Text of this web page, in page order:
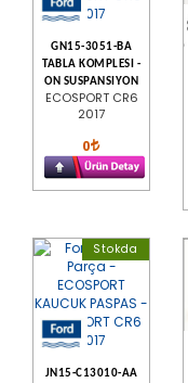
GN15-3051-BA
TABLA KOMPLESI -
ON SUSPANSIYON
ECOSPORT CR6
2017
0
Stokda
JN15-C13010-AA